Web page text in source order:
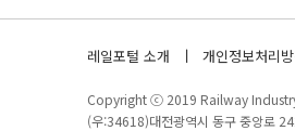
레일포털 소개 개인정보처리
Copyright ⓒ 2019 Railway
(우:34618)대전광역시 동구 중앙로